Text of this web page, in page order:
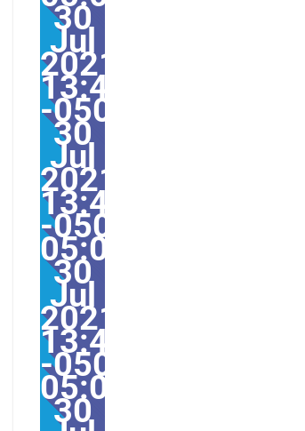
30
Jul
2021
13:47:00
-
30
Jul
2021
13:47:00
-0500-
05:00America/
30
Jul
2021
13:47:00
-0500-
05:000031#/
30